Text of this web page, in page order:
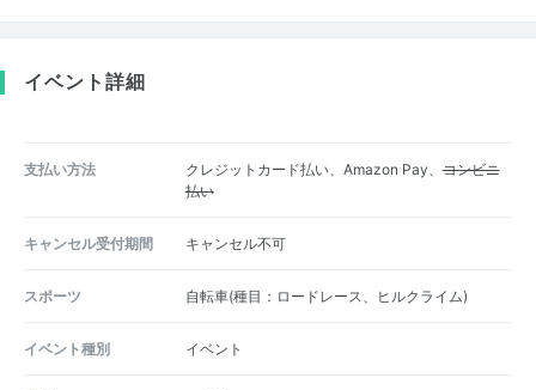
イベント詳細
支払い方法 クレジットカード払い、Amazon Pay、コンビニ
払い
キャンセル受付期間 キャンセル不可
スポーツ 自転車(種目：ロードレース、ヒルクライム)
イベント種別 イベント